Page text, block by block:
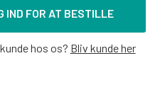
IND FOR AT BESTILLE
hos os? Bliv kunde her